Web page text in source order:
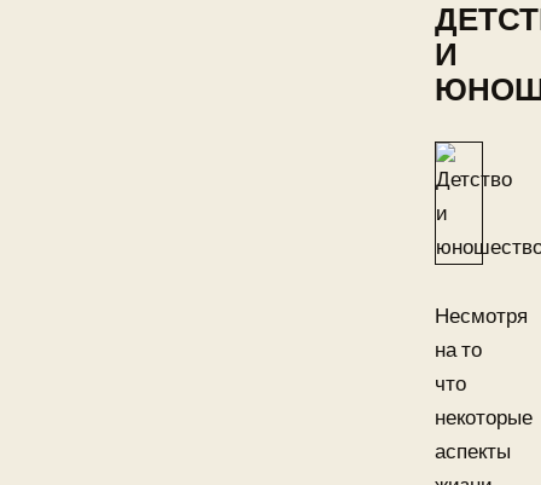
И
Несмотря
на то
что
некоторые
аспекты